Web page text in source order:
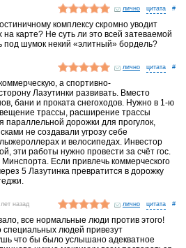
лично #
комплексу скромно уводит
на карте? Не суть ли это всей затеваемой
под шумок некий «элитный» бордель?
лично #
а спортивно-
Лазутинки развивать. Вместо
бани и проката снегоходов. Нужно в 1-ю
трассы, расширение трассы
параллельной дорожки для прогулок,
не создавали угрозу себе
и велосипедах. Инвестор
эти работы нужно провести за счёт гос.
Если привлечь коммерческого
5 Лазутинка превратится в дорожку
назад лично #
все нормальные люди против этого!
специальных людей привезут
что бы было услышано адекватное